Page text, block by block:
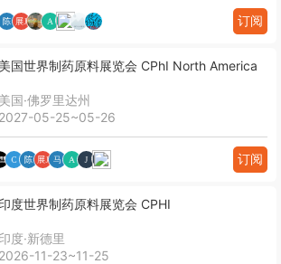
订阅
美国世界制药原料展览会 CPhI North America
美国·佛罗里达州
2027-05-25~05-26
订阅
印度世界制药原料展览会 CPHI
印度·新德里
2026-11-23~11-25